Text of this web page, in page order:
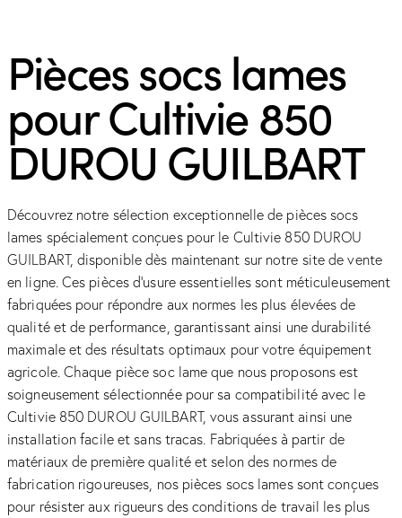
Pièces socs lames
pour Cultivie 850
DUROU GUILBART
Découvrez notre sélection exceptionnelle de pièces socs
lames spécialement conçues pour le Cultivie 850 DUROU
GUILBART, disponible dès maintenant sur notre site de vente
en ligne. Ces pièces d’usure essentielles sont méticuleusement
fabriquées pour répondre aux normes les plus élevées de
qualité et de performance, garantissant ainsi une durabilité
maximale et des résultats optimaux pour votre équipement
agricole. Chaque pièce soc lame que nous proposons est
soigneusement sélectionnée pour sa compatibilité avec le
Cultivie 850 DUROU GUILBART, vous assurant ainsi une
installation facile et sans tracas. Fabriquées à partir de
matériaux de première qualité et selon des normes de
fabrication rigoureuses, nos pièces socs lames sont conçues
pour résister aux rigueurs des conditions de travail les plus